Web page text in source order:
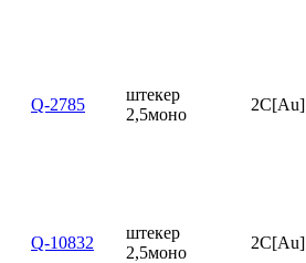
Q-2785
штекер
2,5моно
2C[Au]
Q-10832
штекер
2,5моно
2C[Au]